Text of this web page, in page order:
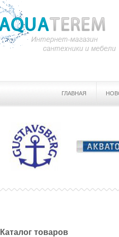
ГЛАВНАЯ
Каталог товаров